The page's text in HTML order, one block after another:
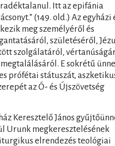
Itt az epifánia
(149. old.) Az egyházi
meg személyéről és
születéséről,
szolgálatáról,
E sokrétű
prófétai státuszát,
az Ó- és Újszövetség
Keresztelő János
Urunk megkeresztelésének
elrendezés teológiai